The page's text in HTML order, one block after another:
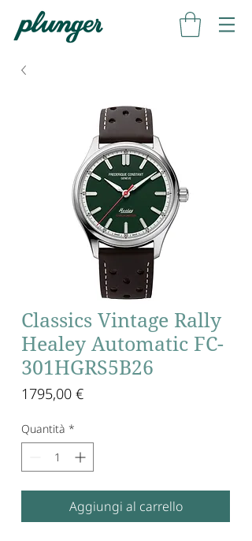
Classics Vintage Rally
Healey Automatic FC-
301HGRS5B26
1795,00 €Prezzo
Quantità *
Aggiungi al carrello